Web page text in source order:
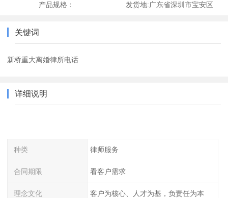
产品规格： 发货地:广东省深圳市宝安区
关键词
新桥重大离婚律所电话
详细说明
种类 律师服务
合同期限 看客户需求
理念文化 客户为核心、人才为基，负责任为本